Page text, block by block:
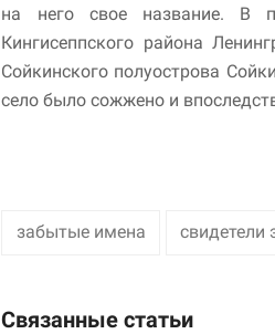
на него свое название. В
Кингисеппского района
Сойкинского полуострова
село было сожжено и
забытые имена свидетели
Связанные статьи